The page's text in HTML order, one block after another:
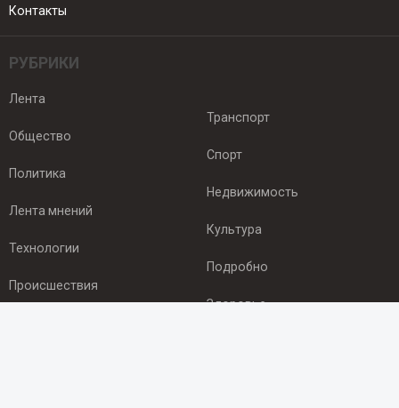
Контакты
РУБРИКИ
Лента
Общество
Политика
Лента мнений
Технологии
Происшествия
Транспорт
Спорт
Недвижимость
Культура
Подробно
Здоровье